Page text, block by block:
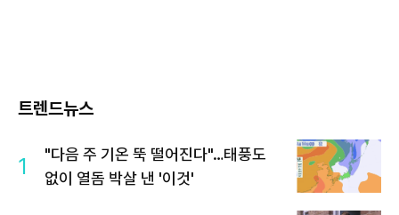
트렌드뉴스
1
"다음 주 기온 뚝 떨어진다"…태풍도
없이 열돔 박살 낸 '이것'